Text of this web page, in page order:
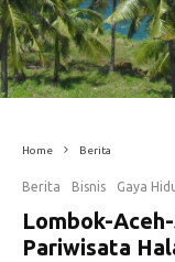
Home Berita
Berita Bisnis Gaya
Lombok-
Pariwisata